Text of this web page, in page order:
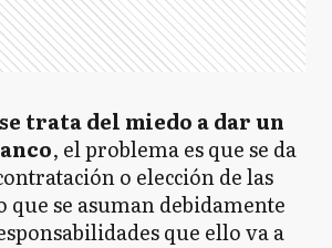
trata del miedo a dar un
, el problema es que se da
o elección de las
que se asuman debidamente
que ello va a